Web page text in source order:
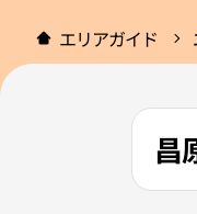
エリアガイド
昌